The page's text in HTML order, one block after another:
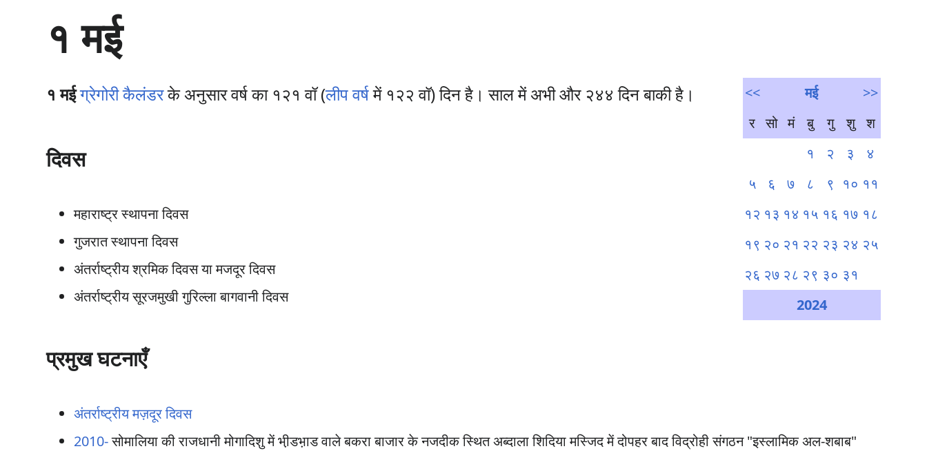
ग्री
एँ
१ मई
<< मई
>>
र सो मं बु गु शु श
१
२ ३
४
५
६ ७ ८ ९ १० ११
१२ १३ १४ १५ १६ १७ १८
१९ २० २१ २२ २३ २४ २५
२६ २७ २८ २९ ३० ३१
2024
१ मईग्रेगोरी कैलंडरके अनुसार वर्ष का १२१ वॉ (लीप वर्षमें १२२ वॉ) दिन है। साल में अभी और २४४ दिन बाकी है।
दिवस
महाराष्ट्र स्थापना दिवस
गुजरात स्थापना दिवस
अंतर्राष्ट्रीय श्रमिक दिवस या मजदूर दिवस
अंतर्राष्ट्रीय सूरजमुखी गुरिल्ला बागवानी दिवस
प्रमुख घटनाएँ
अंतर्राष्ट्रीय मज़दूर दिवस
2010-सोमालिया की राजधानी मोगादिशु में भी़डभ़ाड वाले बकरा बाजार के नजदीक स्थित अब्दाला शिदिया मस्जिद में दोपहर बाद विद्रोही संगठन "इस्लामिक अल-शबाब"